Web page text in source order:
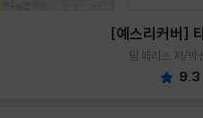
[예스리커버]
팀 페리스 저/박
9.3